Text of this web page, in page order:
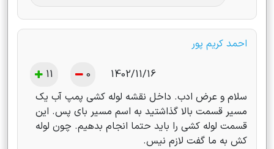
احمد کریم پور
1402/11/16
0
11
سلام و عرض ادب. داخل نقشه لوله کشی پمپ آب یک
مسیر قسمت بالا گذاشتید به اسم مسیر بای پس. این
قسمت لوله کشی را باید حتما انجام بدهیم. چون لوله
کش به ما گفت لازم نیس.